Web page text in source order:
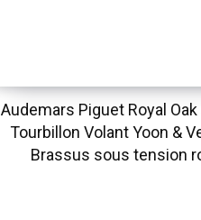
Audemars Piguet Royal
Tourbillon Volant Yoon &
Brassus sous tension